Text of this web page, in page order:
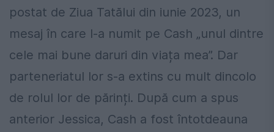
postat de Ziua Tatălui din iunie 2023, un
mesaj în care l-a numit pe Cash „unul dintre
cele mai bune daruri din viața mea”. Dar
parteneriatul lor s-a extins cu mult dincolo
de rolul lor de părinți. După cum a spus
anterior Jessica, Cash a fost întotdeauna